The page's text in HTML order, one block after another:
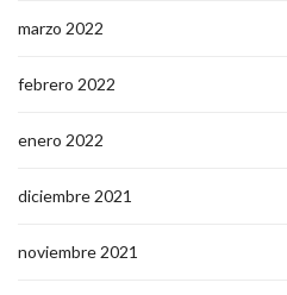
marzo 2022
febrero 2022
enero 2022
diciembre 2021
noviembre 2021